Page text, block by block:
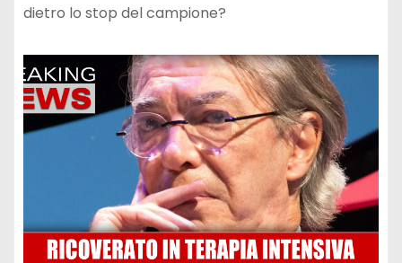
dietro lo stop del campione?